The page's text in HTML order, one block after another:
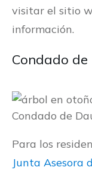
visitar el sitio
información.
Condado
Condado de
Para los
Junta Asesora